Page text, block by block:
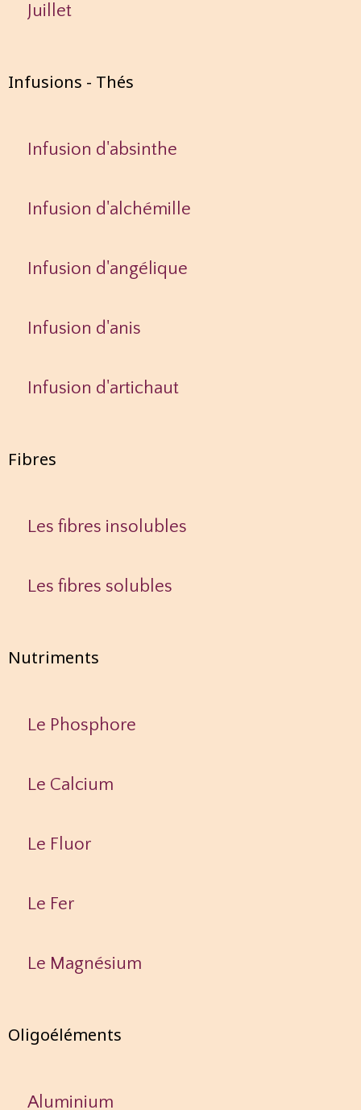
Juillet
Infusions - Thés
Infusion d'absinthe
Infusion d'alchémille
Infusion d'angélique
Infusion d'anis
Infusion d'artichaut
Fibres
Les fibres insolubles
Les fibres solubles
Nutriments
Le Phosphore
Le Calcium
Le Fluor
Le Fer
Le Magnésium
Oligoéléments
Aluminium